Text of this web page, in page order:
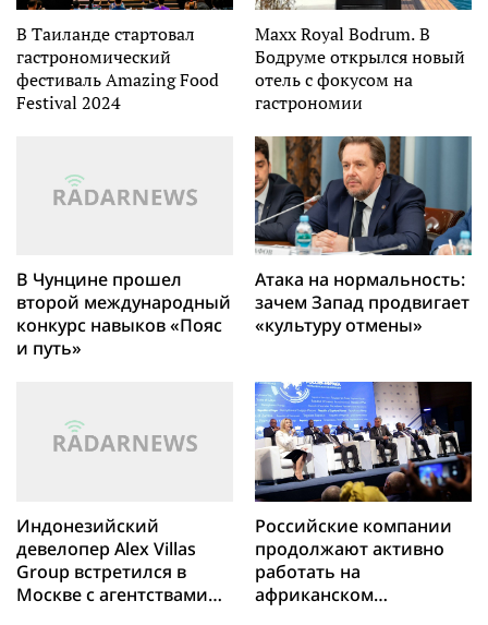
В Таиланде стартовал
гастрономический
фестиваль Amazing Food
Festival 2024
Maxx Royal Bodrum. В
Бодруме открылся новый
отель с фокусом на
гастрономии
В Чунцине прошел
второй международный
конкурс навыков «Пояс
и путь»
Атака на нормальность:
зачем Запад продвигает
«культуру отмены»
Индонезийский
девелопер Alex Villas
Group встретился в
Москве с агентствами
Российские компании
продолжают активно
работать на
африканском